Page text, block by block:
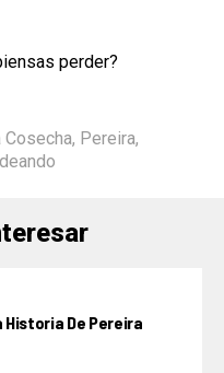
perder?
Cosecha, Pereira,
Historia De Pereira